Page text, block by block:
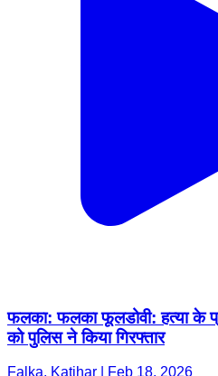
फलका: फलका फूलडोवी: हत्या के
को पुलिस ने किया गिरफ्तार
Falka, Katihar | Feb 18, 2026